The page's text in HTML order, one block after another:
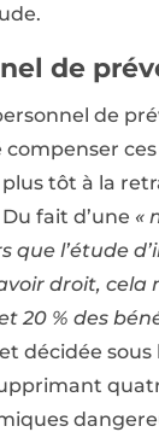
de
de
compenser
tôt à la
fait d’une «
que l’étude
droit, cela
20 % des
décidée